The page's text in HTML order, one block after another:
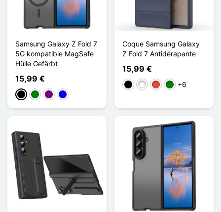
Samsung Galaxy Z Fold 7
5G kompatible MagSafe
Hülle Gefärbt
15,99 €
Schwarz
GrünViolettBlau
Coque Samsung Galaxy
Z Fold 7 Antidérapante
15,99 €
Schwarz
WeißRot Grün+6